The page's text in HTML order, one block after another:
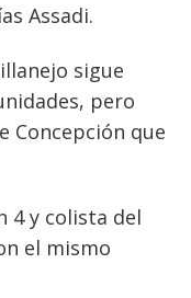
Assadi.
sigue
pero
Concepción que
4 y colista del
el mismo